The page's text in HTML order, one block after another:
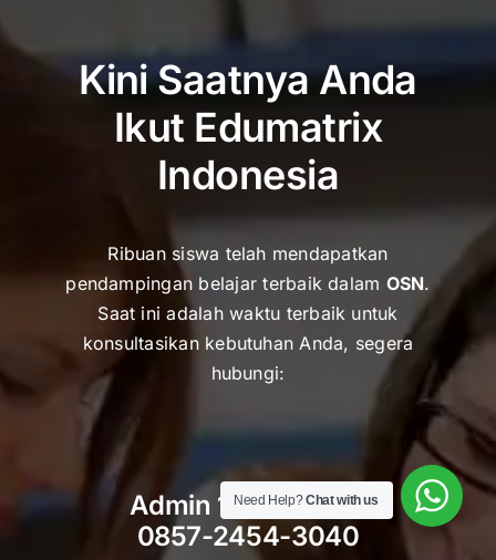
Kini Saatnya Anda
Ikut Edumatrix
Indonesia
Ribuan siswa telah mendapatkan
pendampingan belajar terbaik dalam OSN.
Saat ini adalah waktu terbaik untuk
konsultasikan kebutuhan Anda, segera
hubungi:
Admin 1 – Kak Putri
0857-2454-3040
Need Help?Chat with us